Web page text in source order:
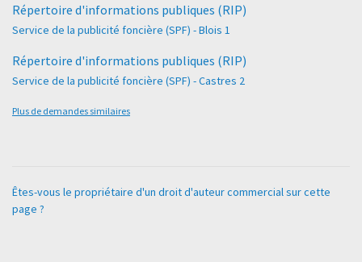
Répertoire d'informations publiques (RIP)
Service de la publicité foncière (SPF) - Blois 1
Répertoire d'informations publiques (RIP)
Service de la publicité foncière (SPF) - Castres 2
Plus de demandes similaires
Êtes-vous le propriétaire d'un droit d'auteur commercial sur cette
page ?